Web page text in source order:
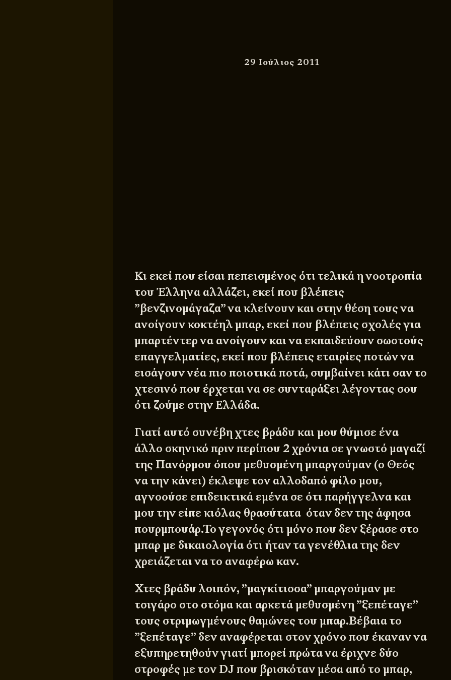
29 Ιούλιος 2011
Κι εκεί που είσαι πεπεισμένος ότι τελικά η νοοτροπία
του Έλληνα αλλάζει, εκεί που βλέπεις
”βενζινομάγαζα” να κλείνουν και στην θέση τους να
ανοίγουν κοκτέηλ μπαρ, εκεί που βλέπεις σχολές για
μπαρτέντερ να ανοίγουν και να εκπαιδεύουν σωστούς
επαγγελματίες, εκεί που βλέπεις εταιρίες ποτών να
εισάγουν νέα πιο ποιοτικά ποτά, συμβαίνει κάτι σαν το
χτεσινό που έρχεται να σε συνταράξει λέγοντας σου
ότι ζούμε στην Ελλάδα.
Γιατί αυτό συνέβη χτες βράδυ και μου θύμισε ένα
άλλο σκηνικό πριν περίπου 2 χρόνια σε γνωστό μαγαζί
της Πανόρμου όπου μεθυσμένη μπαργούμαν (ο Θεός
να την κάνει) έκλεψε τον αλλοδαπό φίλο μου,
αγνοούσε επιδεικτικά εμένα σε ότι παρήγγελνα και
μου την είπε κιόλας θρασύτατα όταν δεν της άφησα
πουρμπουάρ.Το γεγονός ότι μόνο που δεν ξέρασε στο
μπαρ με δικαιολογία ότι ήταν τα γενέθλια της δεν
χρειάζεται να το αναφέρω καν.
Χτες βράδυ λοιπόν, ”μαγκίτισσα” μπαργούμαν με
τσιγάρο στο στόμα και αρκετά μεθυσμένη ”ξεπέταγε”
τους στριμωγμένους θαμώνες του μπαρ.Βέβαια το
”ξεπέταγε” δεν αναφέρεται στον χρόνο που έκαναν να
εξυπηρετηθούν γιατί μπορεί πρώτα να έριχνε δύο
στροφές με τον DJ που βρισκόταν μέσα από το μπαρ,